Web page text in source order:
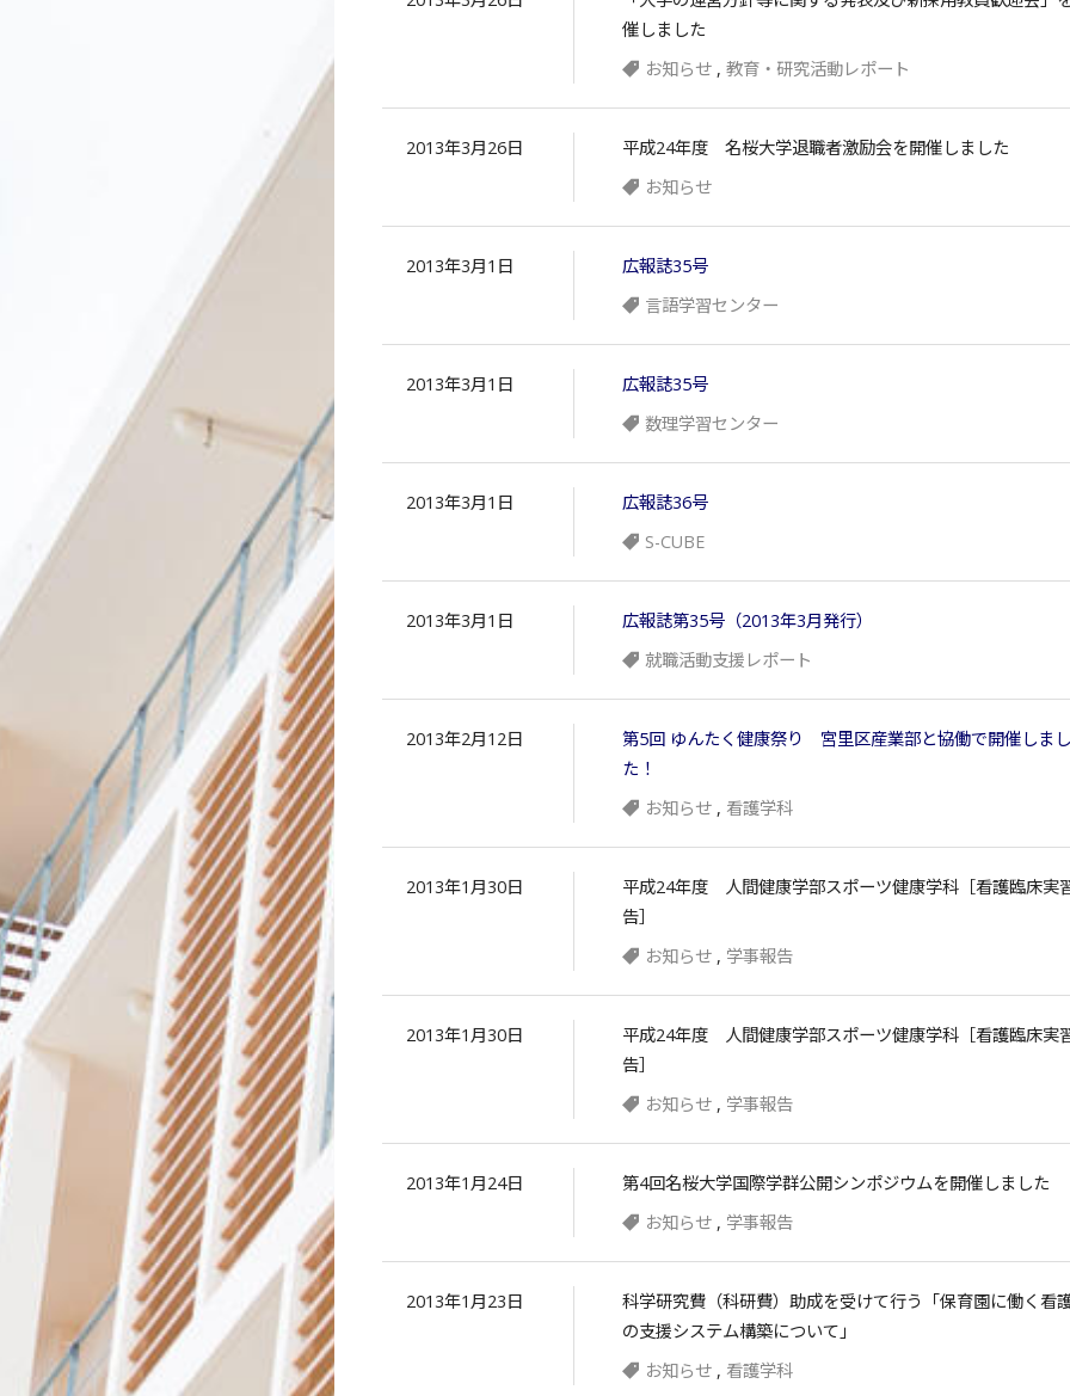
催しました
お知らせ , 教育・研究活動レポート
2013年3月26日
平成24年度 名桜大学退職者激励会を開催しました
お知らせ
2013年3月1日
広報誌35号
言語学習センター
2013年3月1日
広報誌35号
数理学習センター
2013年3月1日
広報誌36号
S-CUBE
2013年3月1日
広報誌第35号（2013年3月発行）
就職活動支援レポート
2013年2月12日
第5回 ゆんたく健康祭り 宮里区産業部と協働で開催しまし
た！
お知らせ , 看護学科
2013年1月30日
平成24年度 人間健康学部スポーツ健康学科［看護臨床実
告］
お知らせ , 学事報告
2013年1月30日
平成24年度 人間健康学部スポーツ健康学科［看護臨床実
告］
お知らせ , 学事報告
2013年1月24日
第4回名桜大学国際学群公開シンポジウムを開催しました
お知らせ , 学事報告
2013年1月23日
科学研究費（科研費）助成を受けて行う「保育園に働く看
の支援システム構築について」
お知らせ , 看護学科